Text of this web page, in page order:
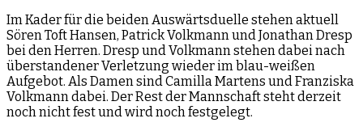
Im Kader für die beiden Auswärtsduelle stehen aktuell
Sören Toft Hansen, Patrick Volkmann und Jonathan Dresp
bei den Herren. Dresp und Volkmann stehen dabei nach
überstandener Verletzung wieder im blau-weißen
Aufgebot. Als Damen sind Camilla Martens und Franziska
Volkmann dabei. Der Rest der Mannschaft steht derzeit
noch nicht fest und wird noch festgelegt.